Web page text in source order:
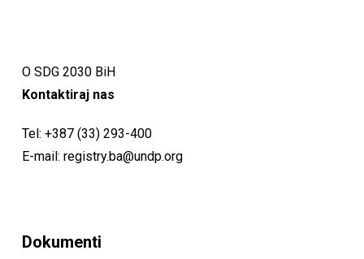
O SDG 2030 BiH
Kontaktiraj nas
Tel: +387 (33) 293-400
E-mail: registry.ba@undp.org
Dokumenti